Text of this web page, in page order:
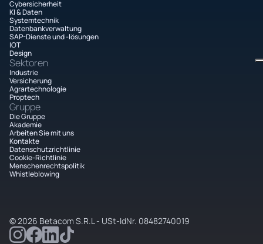
Cybersicherheit
KI & Daten
Systemtechnik
Datenbankverwaltung
SAP-Dienste und -lösungen
IOT
Design
Sektoren
Industrie
Versicherung
Agrartechnologie
Proptech
Gruppe
Die Gruppe
Akademie
Arbeiten Sie mit uns
Kontakte
Datenschutzrichtlinie
Cookie-Richtlinie
Menschenrechtspolitik
Whistleblowing
© 2026 Betacom S.R.L - USt-IdNr. 08482740019